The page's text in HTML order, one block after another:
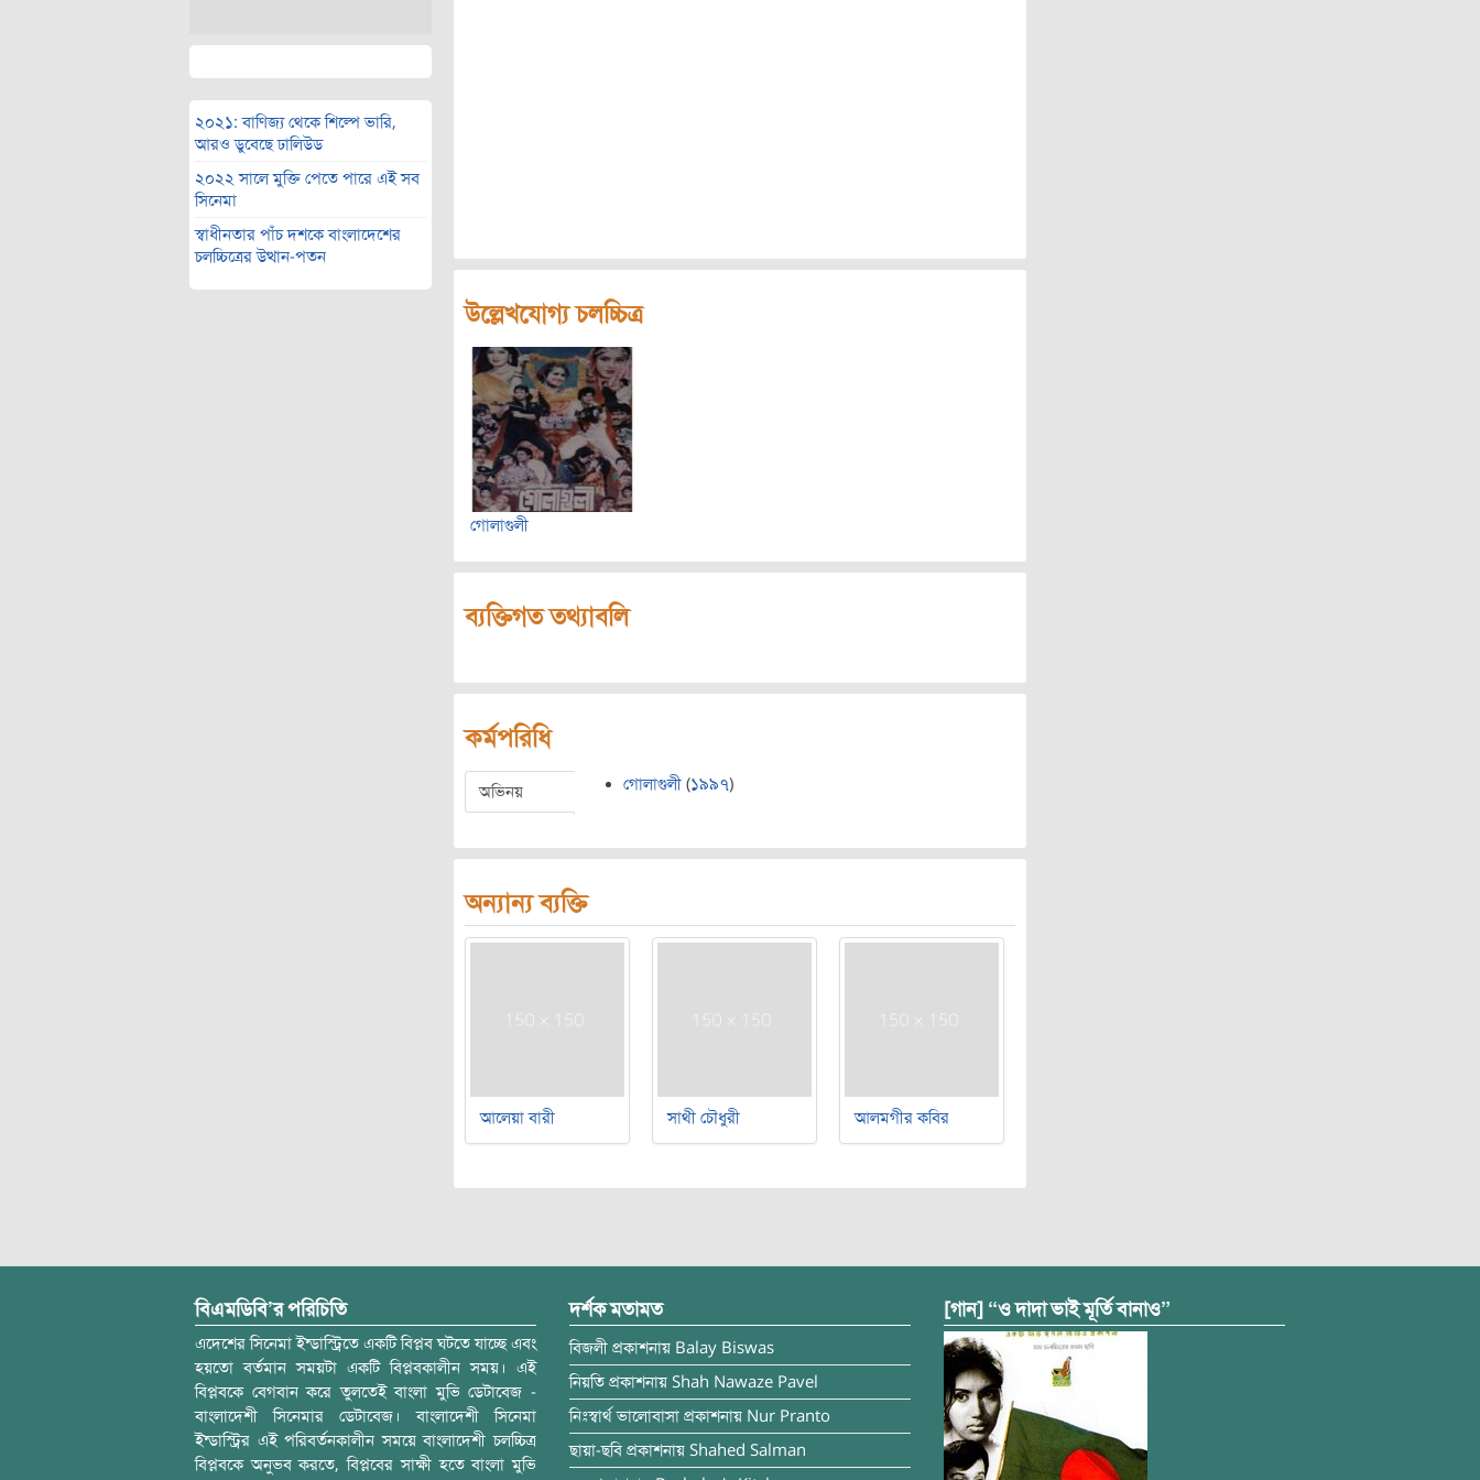
২০২১: বাণিজ্য থেকে শিল্পে ভারি,
আরও ডুবেছে ঢালিউড
২০২২ সালে মুক্তি পেতে পারে এই সব
সিনেমা
স্বাধীনতার পাঁচ দশকে বাংলাদেশের
চলচ্চিত্রের উত্থান-পতন
উল্লেখযোগ্য চলচ্চিত্র
গোলাগুলী
ব্যক্তিগত তথ্যাবলি
কর্মপরিধি
অভিনয় গোলাগুলী (১৯৯৭)
অন্যান্য ব্যক্তি
আলেয়া বারী সাথী চৌধুরী আলমগীর কবির
বিএমডিবি’র পরিচিতি
এদেশের সিনেমা ইন্ডাস্ট্রিতে একটি বিপ্লব ঘটতে যাচ্ছে এবং
হয়তো বর্তমান সময়টা একটি বিপ্লবকালীন সময়। এই
বিপ্লবকে বেগবান করে তুলতেই বাংলা মুভি ডেটাবেজ -
বাংলাদেশী সিনেমার ডেটাবেজ। বাংলাদেশী সিনেমা
ইন্ডাস্ট্রির এই পরিবর্তনকালীন সময়ে বাংলাদেশী চলচ্চিত্র
বিপ্লবকে অনুভব করতে, বিপ্লবের সাক্ষী হতে বাংলা মুভি
দর্শক মতামত
বিজলী প্রকাশনায় Balay Biswas
নিয়তি প্রকাশনায় Shah Nawaze Pavel
নিঃস্বার্থ ভালোবাসা প্রকাশনায় Nur Pranto
ছায়া-ছবি প্রকাশনায় Shahed Salman
[গান] “ও দাদা ভাই মূর্তি বানাও”